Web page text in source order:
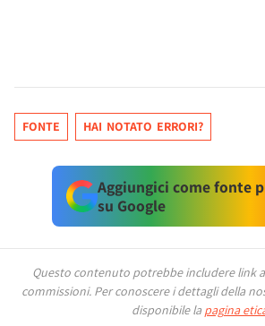
FONTE HAI NOTATO ERRORI?
Aggiungici come fonte
su Google
Questo contenuto potrebbe includere link
commissioni. Per conoscere i dettagli della
disponibile la pagina